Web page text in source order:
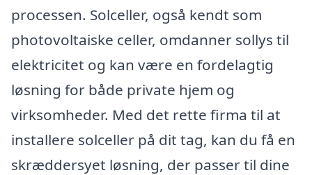
processen. Solceller, også kendt som
photovoltaiske celler, omdanner sollys til
elektricitet og kan være en fordelagtig
løsning for både private hjem og
virksomheder. Med det rette firma til at
installere solceller på dit tag, kan du få en
skræddersyet løsning, der passer til dine